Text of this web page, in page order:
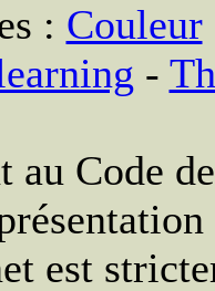
: Couleur
-
au Code
est